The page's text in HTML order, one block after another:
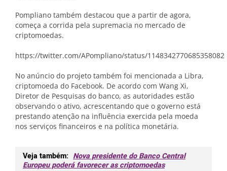
Pompliano também destacou que a partir de agora,
começa a corrida pela supremacia no mercado de
criptomoedas.
https://twitter.com/APompliano/status/1148342770685358082
No anúncio do projeto também foi mencionada a Libra,
criptomoeda do Facebook. De acordo com Wang Xi,
Diretor de Pesquisas do banco, as autoridades estão
observando o ativo, acrescentando que o governo está
prestando atenção na influência exercida pela moeda
nos serviços financeiros e na política monetária.
Veja também: Nova presidente do Banco Central
Europeu poderá favorecer as criptomoedas